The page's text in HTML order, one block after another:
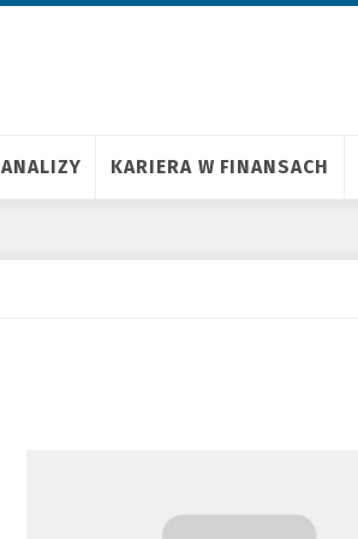
ANALIZY KARIERA W FINANSACH